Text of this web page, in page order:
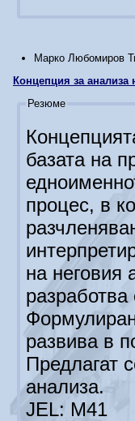
Марко Любомиров
Концепция за анализа
Резюме
базата на
процес, в
на неговия
развива в
Предлагат
анализа.
JEL: М41